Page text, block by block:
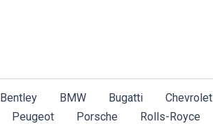
Bentley BMW Bugatti Chevrolet
Peugeot Porsche Rolls-Royce